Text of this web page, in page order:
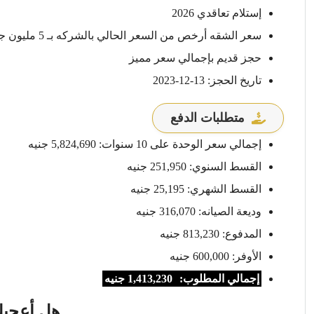
إستلام تعاقدي 2026
سعر الشقه أرخص من السعر الحالي بالشركه بـ 5 مليون جنيه
حجز قديم بإجمالي سعر مميز
تاريخ الحجز: 13-12-2023
متطلبات الدفع
إجمالي سعر الوحدة على 10 سنوات: 5,824,690 جنيه
القسط السنوي: 251,950 جنيه
القسط الشهري: 25,195 جنيه
وديعة الصيانه: 316,070 جنيه
المدفوع: 813,230 جنيه
الأوفر: 600,000 جنيه
إجمالي المطلوب:
1,413,230 جنيه